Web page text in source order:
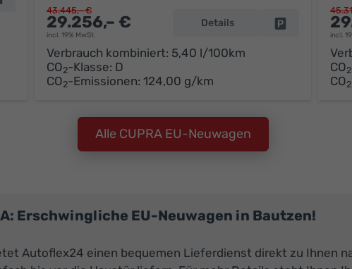
29.256,– €
incl. 19% MwSt.
43.445,– €
Details Fahrzeug
Verbrauch kombiniert: 5,40 l/100km
CO2-Klasse: D
CO2-Emissionen: 124,00 g/km
incl.
CO2
CO2
Alle CUPRA EU-Neuwagen
Erschwingliche EU-Neuwagen in Bautzen!
Autoflex24 einen bequemen Lieferdienst direkt zu Ihnen